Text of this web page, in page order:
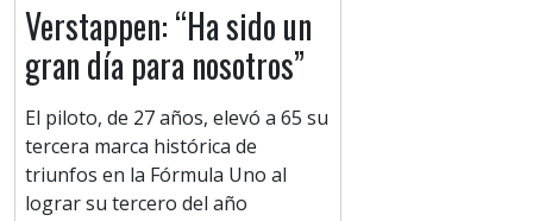
Verstappen: “Ha sido un
gran día para nosotros”
El piloto, de 27 años, elevó a 65 su
tercera marca histórica de
triunfos en la Fórmula Uno al
lograr su tercero del año